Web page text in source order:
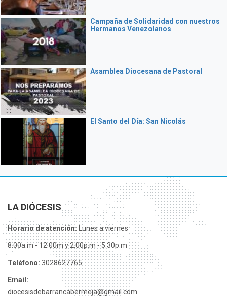
Campaña de Solidaridad con nuestros
Hermanos Venezolanos
Asamblea Diocesana de Pastoral
El Santo del Día: San Nicolás
LA DIÓCESIS
Horario de atención:Lunes a viernes
8:00a.m - 12:00m y 2:00p.m - 5:30p.m
Teléfono: 3028627765
Email:
diocesisdebarrancabermeja@gmail.com